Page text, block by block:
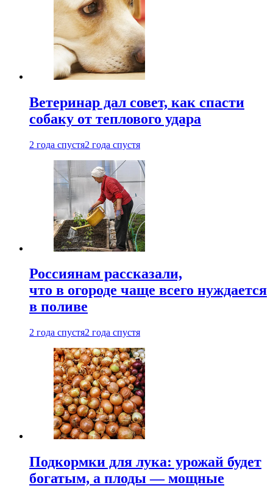
Ветеринар дал совет, как спасти
собаку от теплового удара
2 года спустя2 года спустя
Россиянам рассказали,
что в огороде чаще всего нуждается
в поливе
2 года спустя2 года спустя
Подкормки для лука: урожай будет
богатым, а плоды — мощные